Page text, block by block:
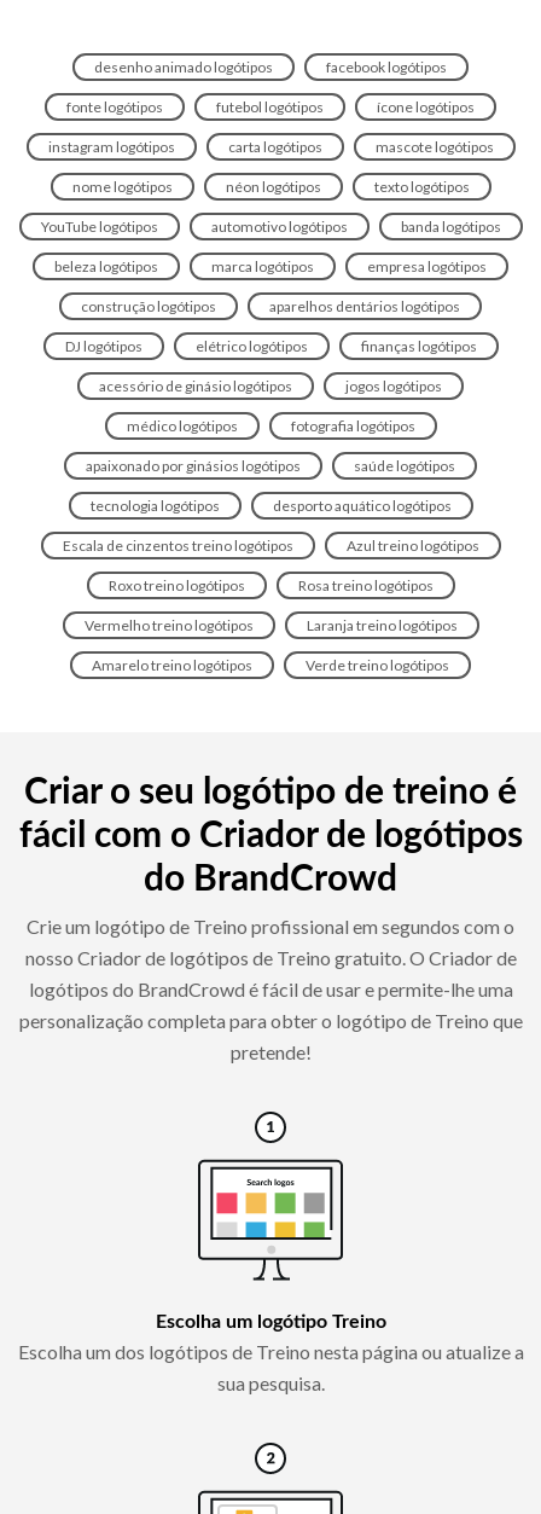
desenho animado logótipos facebook logótipos
fonte logótipos futebol logótipos ícone logótipos
instagram logótipos carta logótipos mascote logótipos
nome logótipos néon logótipos texto logótipos
YouTube logótipos automotivo logótipos banda logótipos
beleza logótipos marca logótipos empresa logótipos
construção logótipos aparelhos dentários logótipos
DJ logótipos elétrico logótipos finanças logótipos
acessório de ginásio logótipos jogos logótipos
médico logótipos fotografia logótipos
apaixonado por ginásios logótipos saúde logótipos
tecnologia logótipos desporto aquático logótipos
Escala de cinzentos treino logótipos Azul treino logótipos
Roxo treino logótipos Rosa treino logótipos
Vermelho treino logótipos Laranja treino logótipos
Amarelo treino logótipos Verde treino logótipos
Criar o seu logótipo de treino é
fácil com o Criador de logótipos
do BrandCrowd
Crie um logótipo de Treino profissional em segundos com o
nosso Criador de logótipos de Treino gratuito. O Criador de
logótipos do BrandCrowd é fácil de usar e permite-lhe uma
personalização completa para obter o logótipo de Treino que
pretende!
Escolha um logótipo Treino
Escolha um dos logótipos de Treino nesta página ou atualize a
sua pesquisa.